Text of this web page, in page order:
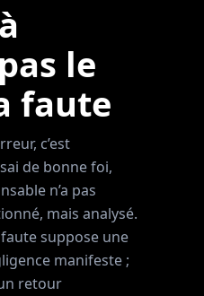
le
faute
c’est
de bonne foi,
n’a pas
mais analysé.
suppose une
manifeste ;
retour